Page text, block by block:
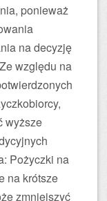
ponieważ
na decyzję
względu na
wyższe
Pożyczki na
na krótsze
zmniejszyć